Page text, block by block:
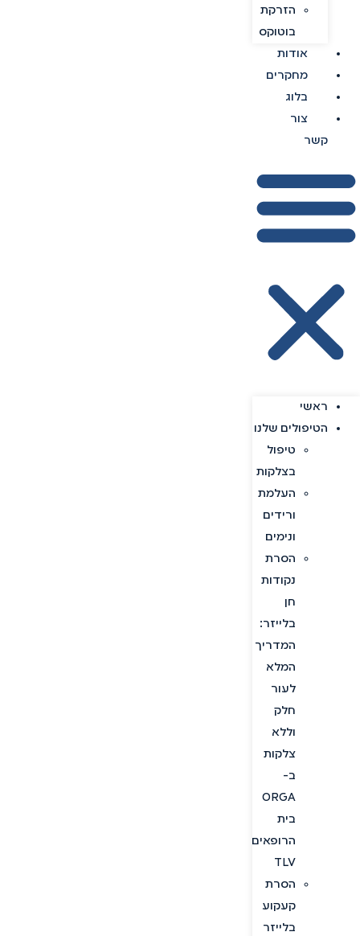
הזרקת
בוטוקס
אודות
מחקרים
בלוג
צור
קשר
ראשי
הטיפולים שלנו
טיפול
בצלקות
העלמת
ורידים
ונימים
הסרת
נקודות
חן
בלייזר:
המדריך
המלא
לעור
חלק
וללא
צלקות
ב-
ORGA
בית
הרופאים
TLV
הסרת
קעקוע
בלייזר